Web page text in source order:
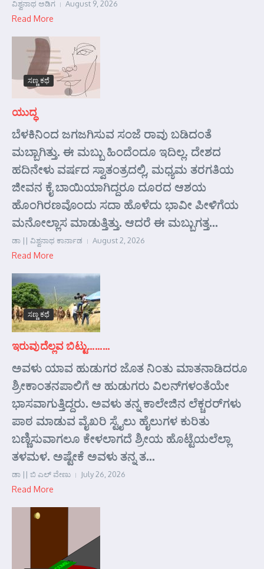
ವಿಶ್ವನಾಥ ಅಡಿಗ August 9, 2026
Read More
ಸಣ್ಣ ಕಥೆ
ಯುದ್ಧ
ಬೆಳಕಿನಿಂದ ಜಗಜಗಿಸುವ ಸಂಜೆ ರಾವು ಬಡಿದಂತೆ
ಮಬ್ಬಾಗಿತ್ತು. ಈ ಮಬ್ಬು ಹಿಂದೆಂದೂ ಇದಿಲ್ಲ. ದೇಶದ
ಹದಿನೇಳು ವರ್ಷದ ಸ್ವಾತಂತ್ರದಲ್ಲಿ, ಮಧ್ಯಮ ತರಗತಿಯ
ಜೀವನ ಕೈ ಬಾಯಿಯಾಗಿದ್ದರೂ ದೂರದ ಆಶಯ
ಹೊಂಗಿರಣವೊಂದು ಸದಾ ಹೊಳೆದು ಭಾವೀ ಪೀಳಿಗೆಯ
ಮನೋಲ್ಲಾಸ ಮಾಡುತ್ತಿತ್ತು. ಆದರೆ ಈ ಮಬ್ಬುಗತ್ತ...
ಡಾ || ವಿಶ್ವನಾಥ ಕಾರ್ನಾಡ August 2, 2026
Read More
ಸಣ್ಣ ಕಥೆ
ಇರುವುದೆಲ್ಲವ ಬಿಟ್ಟು………
ಅವಳು ಯಾವ ಹುಡುಗರ ಜೊತ ನಿಂತು ಮಾತನಾಡಿದರೂ
ಶ್ರೀಕಾಂತನಪಾಲಿಗೆ ಆ ಹುಡುಗರು ವಿಲನ್‌ಗಳಂತೆಯೇ
ಭಾಸವಾಗುತ್ತಿದ್ದರು. ಅವಳು ತನ್ನ ಕಾಲೇಜಿನ ಲೆಕ್ಚರರ್‌ಗಳು
ಪಾಠ ಮಾಡುವ ವೈಖರಿ ಸ್ಟೈಲು ಹೈಲುಗಳ ಕುರಿತು
ಬಣ್ಣಿಸುವಾಗಲೂ ಕೇಳಲಾಗದೆ ಶ್ರೀಯ ಹೊಟ್ಟೆಯಲೆಲ್ಲಾ
ತಳಮಳ. ಅಷ್ಟೇಕೆ ಅವಳು ತನ್ನ ತ...
ಡಾ || ಬಿ ಎಲ್ ವೇಣು July 26, 2026
Read More